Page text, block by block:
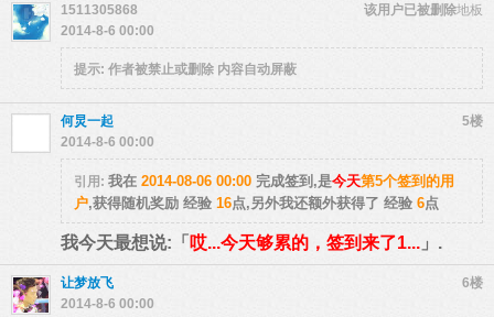
地板
1511305868
该用户已被删除
2014-8-6 00:00
提示: 作者被禁止或删除 内容自动屏蔽
5楼
何炅一起
2014-8-6 00:00
引用: 我在 2014-08-06 00:00 完成签到,是今天第5个签到的用
户,获得随机奖励 经验 16点,另外我还额外获得了 经验 6点
我今天最想说:「 哎...今天够累的，签到来了1... 」.
6楼
让梦放飞
2014-8-6 00:00